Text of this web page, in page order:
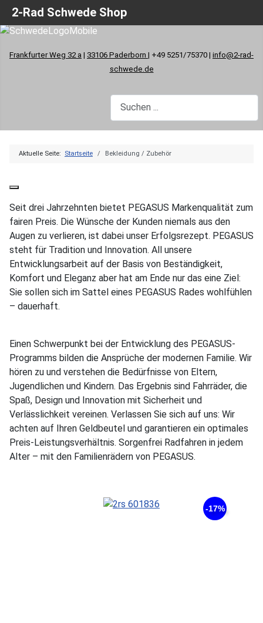
Frankfurter Weg 32 a | 33106 Paderborn | +49 5251/75370 | info@2-rad-
schwede.de
Aktuelle Seite: Startseite Bekleidung / Zubehör
Seit drei Jahrzehnten bietet PEGASUS Markenqualität zum
fairen Preis. Die Wünsche der Kunden niemals aus den
Augen zu verlieren, ist dabei unser Erfolgsrezept. PEGASUS
steht für Tradition und Innovation. All unsere
Entwicklungsarbeit auf der Basis von Beständigkeit,
Komfort und Eleganz aber hat am Ende nur das eine Ziel:
Sie sollen sich im Sattel eines PEGASUS Rades wohlfühlen
– dauerhaft.
Einen Schwerpunkt bei der Entwicklung des PEGASUS-
Programms bilden die Ansprüche der modernen Familie. Wir
hören zu und verstehen die Bedürfnisse von Eltern,
Jugendlichen und Kindern. Das Ergebnis sind Fahrräder, die
Spaß, Design und Innovation mit Sicherheit und
Verlässlichkeit vereinen. Verlassen Sie sich auf uns: Wir
achten auf Ihren Geldbeutel und garantieren ein optimales
Preis-Leistungsverhältnis. Sorgenfrei Radfahren in jedem
Alter – mit den Familienrädern von PEGASUS.
-17%
2-Rad Schwede Shop